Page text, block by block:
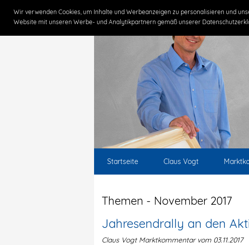
Wir verwenden Cookies, um Inhalte und Werbeanzeigen zu personalisieren und
Website mit unseren Werbe- und Analytikpartnern gemäß unserer
Startseite Claus Vogt
Themen - November 2017
Jahresendrally an den
Claus Vogt Marktkommentar vom 03.11.2017